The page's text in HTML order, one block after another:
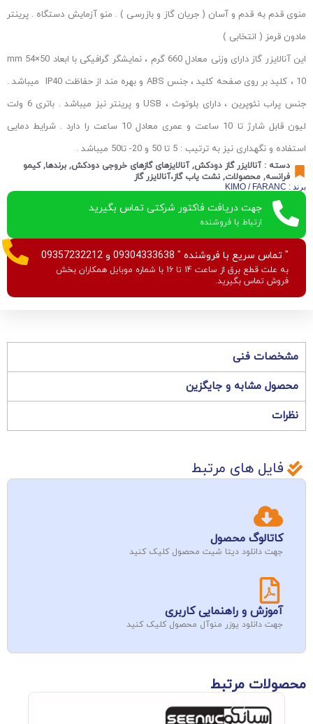
منوی قدم به قدم و آسان ( جریان گاز و بازرسی ) . منو آزمایش دستگاه . پرینتر
مادون قرمز ( انتخابی )
این آنالایزر گاز دارای وزنی معادل 660 گرم ، نمایشگر گرافیکی با ابعاد 50×54 mm
، 10 کلید بر روی صفحه کلید ، جنس ABS و بهره مند از حفاظت IP40 میباشد .
جنس پراب نئوپرین ، دارای بلوتوث ، USB و پرینتر نیز میباشد . باتری 6 ولت
لیون قابل شارژ تا 10 ساعت و عمری معادل 10 ساعت را دارد . شرایط دمایی
استفاده و نگهداری نیز به ترتیب : 5 تا 50 و 20- تا50 میباشد .
دسته :آنالایزر گاز دودکش,آنالایزهای گازهای خروجی دودکش, برندها,کیمو
فرانسه, محصولات, نشت یاب گاز،آنالایزر گاز
برند : KIMO / FARANC
جهت دریافت فاکتور شرکتی تماس بگیرید
ارتباط با فروشنده
" تماس سریع با فروشنده " 09304333638 و 09357232212
به علت قطع برق از ساعت 14 تا 16 با شماره موبایل همکاران بخش
فروش تماس بگیرید.
مشخصات فنی
محصول مشابه و جایگزین
نظرات
فایل های مرتبط
کاتالوگ محصول
جهت دانلود دیتا شیت محصول کلیک کنید
آموزش و راهنمایی کاربری
جهت دانلود یوزر منوآل محصول کلیک کنید
محصولات مرتبط